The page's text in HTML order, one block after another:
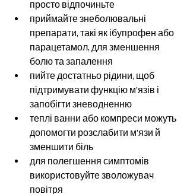
просто відпочиньте
приймайте знеболювальні
препарати, такі як ібупрофен або
парацетамол, для зменшення
болю та запалення
пийте достатньо рідини, щоб
підтримувати функцію м’язів і
запобігти зневодненню
теплі ванни або компреси можуть
допомогти розслабити м’язи й
зменшити біль
для полегшення симптомів
використовуйте зволожувач
повітря